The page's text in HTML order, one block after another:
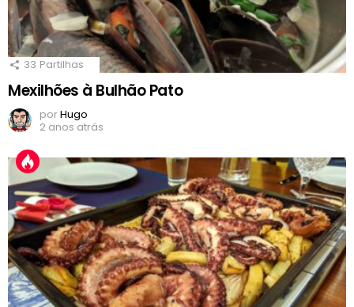
33 Partilhas
Mexilhões à Bulhão Pato
porHugo
2 anos atrás